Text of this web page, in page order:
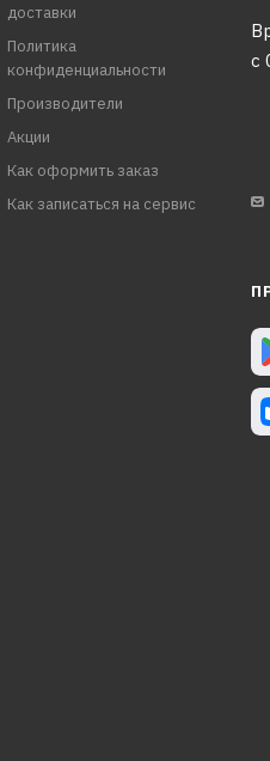
доставки
Политика
конфиденциальности
Производители
Акции
Как оформить заказ
Как записаться на сервис
с